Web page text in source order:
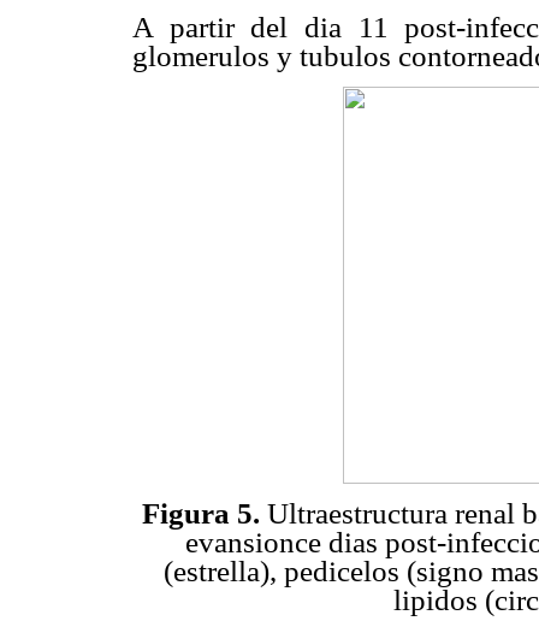
A partir del dia 11 post-
glomerulos y tubulos
Figura 5. Ultraestructura renal
evansionce dias post-
(estrella), pedicelos (signo
lipidos